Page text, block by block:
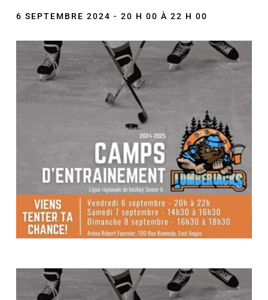
6 SEPTEMBRE 2024 - 20 H 00 À 22 H 00